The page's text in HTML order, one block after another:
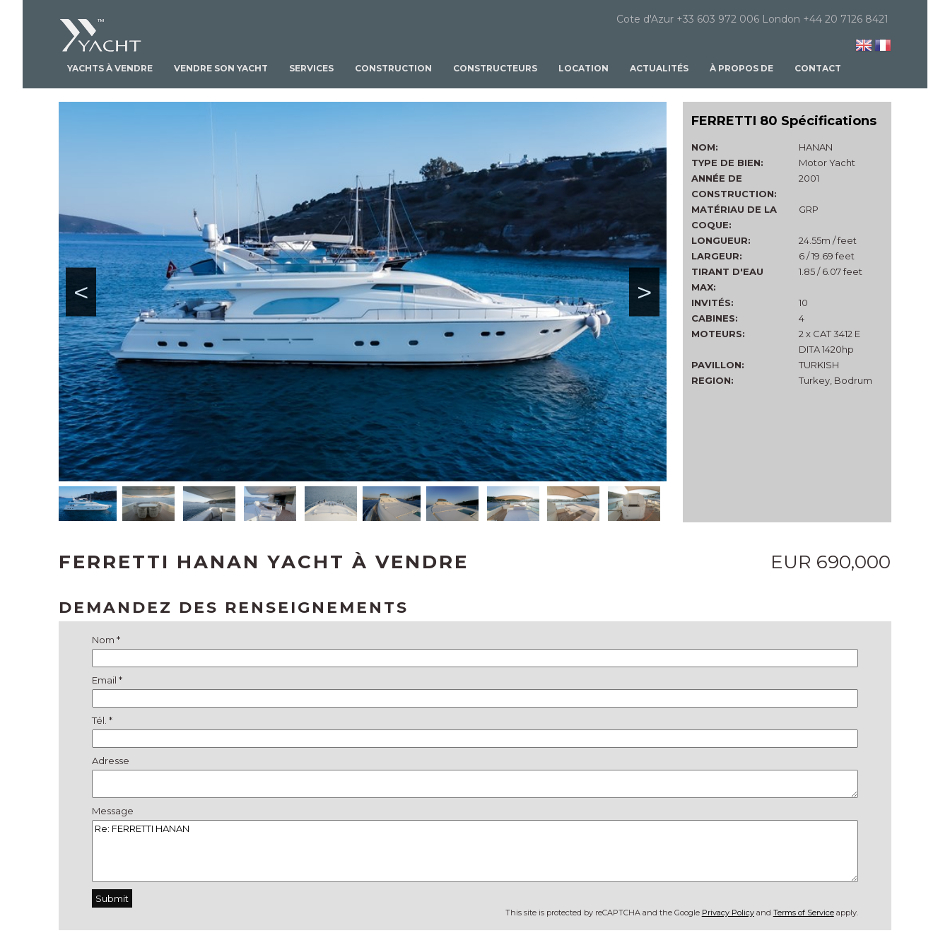
Cote d'Azur +33 603 972 006 London +44 20 7126 8421
YACHTS À VENDRE VENDRE SON YACHT SERVICES CONSTRUCTION CONSTRUCTEURS LOCATION ACTUALITÉS À PROPOS DE CONTACT
>
<
FERRETTI 80 Spécifications
NOM:
HANAN
TYPE DE BIEN:
Motor Yacht
ANNÉE DE
CONSTRUCTION:
2001
MATÉRIAU DE LA
COQUE:
GRP
LONGUEUR:
24.55m / feet
LARGEUR:
6 / 19.69 feet
TIRANT D'EAU
MAX:
1.85 / 6.07 feet
INVITÉS:
10
CABINES:
4
MOTEURS:
2 x CAT 3412 E
DITA 1420hp
PAVILLON:
TURKISH
REGION:
Turkey, Bodrum
FERRETTI HANAN YACHT À VENDRE EUR 690,000
DEMANDEZ DES RENSEIGNEMENTS
Nom *
Email *
Tél. *
Adresse
Message
This site is protected by reCAPTCHA and the Google Privacy Policyand Terms of Serviceapply.